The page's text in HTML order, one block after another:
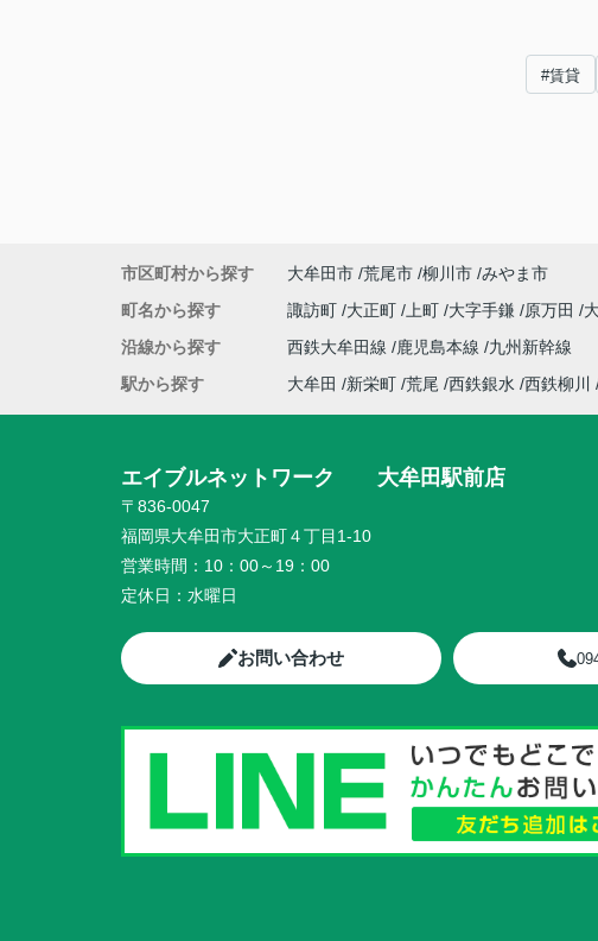
#賃貸
市区町村から探す 大牟田市 荒尾市 柳川市 みやま市
町名から探す
諏訪町 大正町 上町 大字手鎌 原万田
沿線から探す
西鉄大牟田線 鹿児島本線
九州新幹線
駅から探す
大牟田 新栄町 荒尾 西鉄銀水 西鉄柳川
エイブルネットワーク 大牟田駅前店
〒836-0047
福岡県大牟田市大正町４丁目1-10
営業時間： 10：00～19：00
定休日： 水曜日
お問い合わせ